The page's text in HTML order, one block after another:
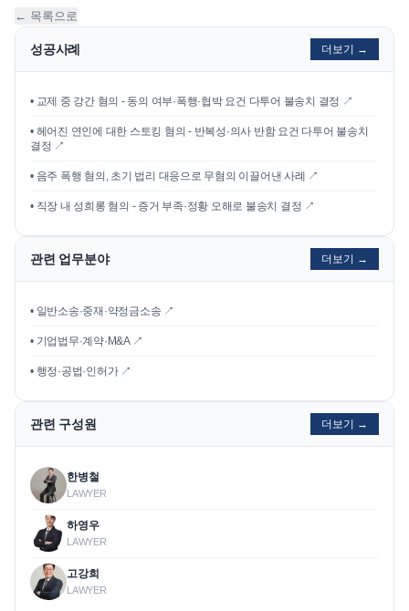
← 목록으로
성공사례 더보기 →
• 교제 중 강간 혐의 - 동의 여부·폭행·협박 요건 다투어 불송치 결정 ↗
• 헤어진 연인에 대한 스토킹 혐의 - 반복성·의사 반함 요건 다투어 불송치
결정 ↗
• 음주 폭행 혐의, 초기 법리 대응으로 무혐의 이끌어낸 사례 ↗
• 직장 내 성희롱 혐의 - 증거 부족·정황 오해로 불송치 결정 ↗
관련 업무분야 더보기 →
• 일반소송·중재·약정금소송 ↗
• 기업법무·계약·M&A ↗
• 행정·공법·인허가 ↗
관련 구성원 더보기 →
한병철
LAWYER
하영우
LAWYER
고강희
LAWYER